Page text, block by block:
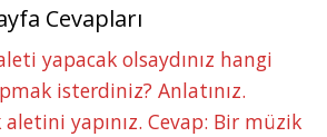
Cevapları
yapacak olsaydınız hangi
isterdiniz? Anlatınız.
yapınız. Cevap: Bir müzik